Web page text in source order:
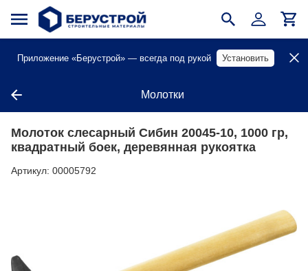
Приложение «Берустрой» — всегда под рукой Установить
Молотки
Молоток слесарный Сибин 20045-10, 1000 гр,
квадратный боек, деревянная рукоятка
Артикул: 00005792